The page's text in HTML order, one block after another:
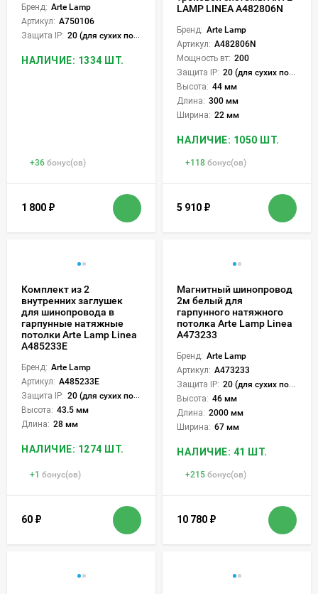
Бренд: Arte Lamp
Артикул: A750106
Защита IP: 20 (для сухих пом.)
НАЛИЧИЕ: 1334 ШТ.
+36 бонус(ов)
1 800 ₽
LAMP LINEA A482806N
Бренд: Arte Lamp
Артикул: A482806N
Мощность вт: 200
Защита IP: 20 (для сухих пом.)
Высота: 44 мм
Длина: 300 мм
Ширина: 22 мм
НАЛИЧИЕ: 1050 ШТ.
+118 бонус(ов)
5 910 ₽
Комплект из 2
внутренних заглушек
для шинопровода в
гарпунные натяжные
потолки Arte Lamp Linea
A485233E
Бренд: Arte Lamp
Артикул: A485233E
Защита IP: 20 (для сухих пом.)
Высота: 43.5 мм
Длина: 28 мм
НАЛИЧИЕ: 1274 ШТ.
+1 бонус(ов)
60 ₽
Магнитный шинопровод
2м белый для
гарпунного натяжного
потолка Arte Lamp Linea
A473233
Бренд: Arte Lamp
Артикул: A473233
Защита IP: 20 (для сухих пом.)
Высота: 46 мм
Длина: 2000 мм
Ширина: 67 мм
НАЛИЧИЕ: 41 ШТ.
+215 бонус(ов)
10 780 ₽